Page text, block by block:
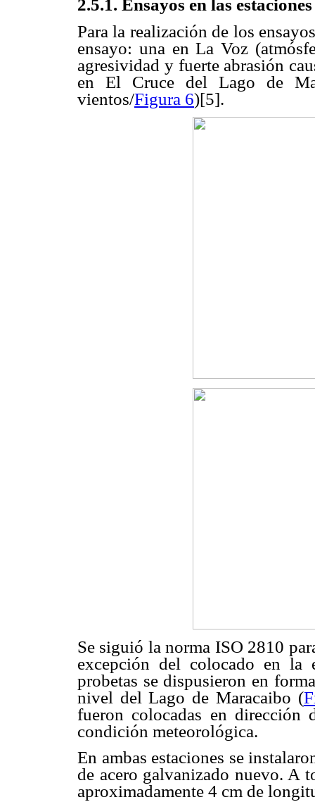
2.5.1. Ensayos en las
Para la realización de los
ensayo: una en La Voz
agresividad y fuerte abrasión
en El Cruce del Lago de
vientos/Figura 6)[5].
Se siguió la norma ISO 2810
excepción del colocado en la
probetas se dispusieron en
nivel del Lago de Maracaibo (
fueron colocadas en dirección
condición meteorológica.
En ambas estaciones se
de acero galvanizado nuevo. A
aproximadamente 4 cm de